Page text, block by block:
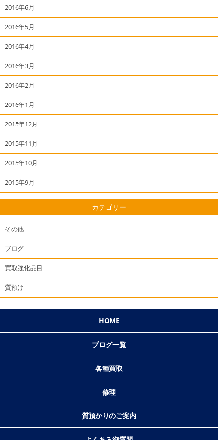
2016年6月
2016年5月
2016年4月
2016年3月
2016年2月
2016年1月
2015年12月
2015年11月
2015年10月
2015年9月
カテゴリー
その他
ブログ
買取強化品目
質預け
HOME
ブログ一覧
各種買取
修理
質預かりのご案内